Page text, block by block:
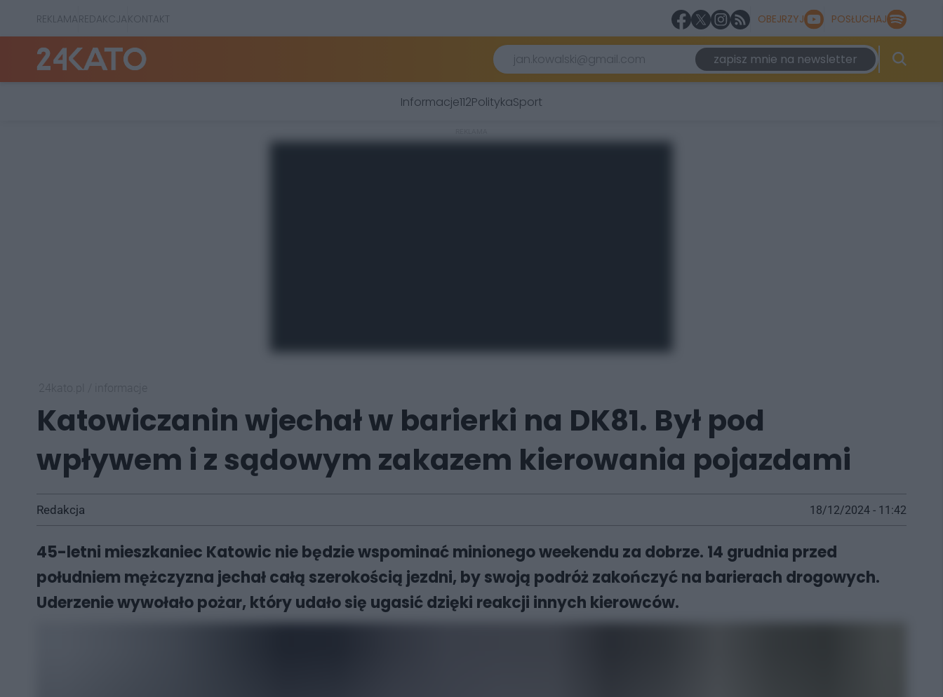
REKLAMAREDAKCJAKONTAKT OBEJRZYJ POSŁUCHAJ
zapisz mnie na newsletter
Informacje112PolitykaSport
Katowiczanin wjechał w barierki na DK81. Był pod
wpływem i z sądowym zakazem kierowania pojazdami
Redakcja 18/12/2024 - 11:42
45-letni mieszkaniec Katowic nie będzie wspominać minionego weekendu za dobrze. 14 grudnia przed
południem mężczyzna jechał całą szerokością jezdni, by swoją podróż zakończyć na barierach drogowych.
Uderzenie wywołało pożar, który udało się ugasić dzięki reakcji innych kierowców.